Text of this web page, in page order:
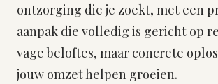
ontzorging die je zoekt, met een
aanpak die volledig is gericht op
vage beloftes, maar concrete
jouw omzet helpen groeien.